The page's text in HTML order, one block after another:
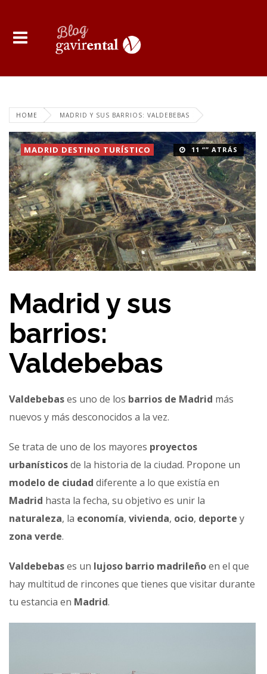
HOME MADRID Y SUS BARRIOS: VALDEBEBAS
11 “” ATRÁS
MADRID DESTINO TURÍSTICO
Madrid y sus
barrios:
Valdebebas
Valdebebases uno de los barrios de Madrid más
nuevos y más desconocidos a la vez.
Se trata de uno de los mayores proyectos
urbanísticosde la historia de la ciudad. Propone un
modelo de ciudad diferente a lo que existía en
Madrid hasta la fecha, su objetivo es unir la
naturaleza, la economía, vivienda, ocio, deporte y
zona verde.
Valdebebases un lujoso barrio madrileñoen el que
hay multitud de rincones que tienes que visitar durante
tu estancia en Madrid.